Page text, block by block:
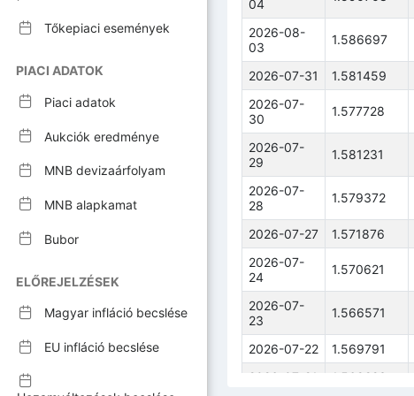
Tőkepiaci események
PIACI ADATOK
Piaci adatok
Aukciók eredménye
MNB devizaárfolyam
MNB alapkamat
Bubor
ELŐREJELZÉSEK
Magyar infláció becslése
EU infláció becslése
04
2026-08-
03
1.586697
2026-07-31 1.581459
2026-07-
30
1.577728
2026-07-
29
1.581231
2026-07-
28
1.579372
2026-07-27 1.571876
2026-07-
24
1.570621
2026-07-
23
1.566571
2026-07-22 1.569791
2026-07-21
1.569223